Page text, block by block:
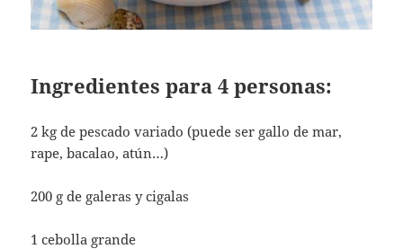
Ingredientes para 4 personas:
2 kg de pescado variado (puede ser gallo de mar,
rape, bacalao, atún…)
200 g de galeras y cigalas
1 cebolla grande